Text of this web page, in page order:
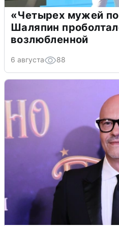
«Четырех мужей
Шаляпин
возлюбленной
6 августа 88